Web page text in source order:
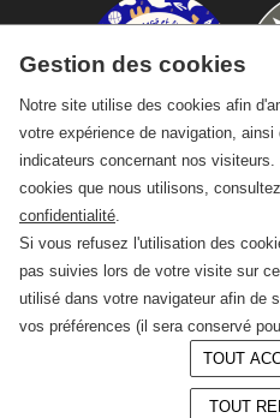
© 2026 —
Gestion des cookies
Notre site utilise des cookies afin
votre expérience de navigation, ainsi
indicateurs concernant nos
cookies que nous utilisons,
confidentialité
Si vous refusez l'utilisation des
pas suivies lors de votre visite sur
utilisé dans votre navigateur afin de
vos préférences (il sera conservé
TOUT
TOUT